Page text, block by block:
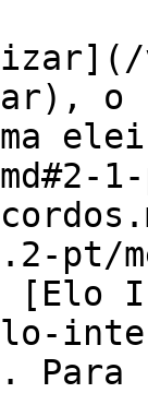
pt/
[Elo
elo-